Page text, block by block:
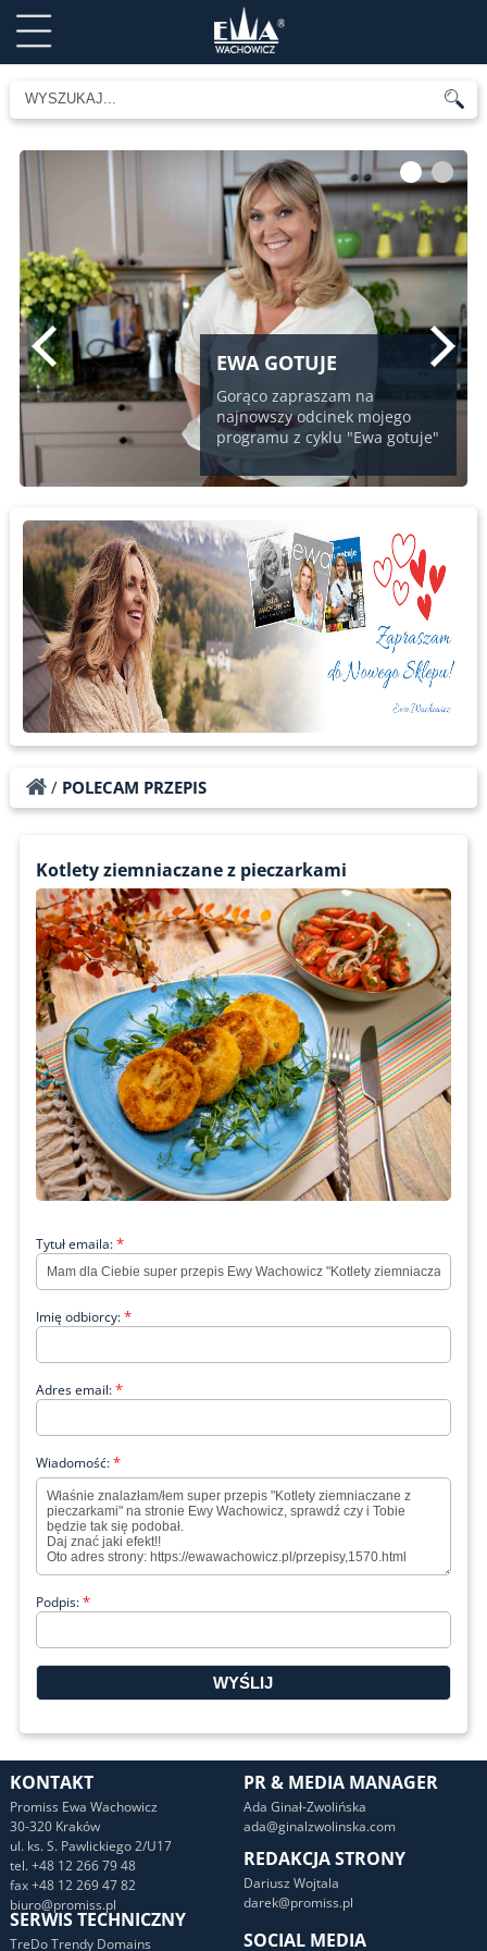
EWA GOTUJE
Gorąco zapraszam na
najnowszy odcinek mojego
programu z cyklu "Ewa gotuje"
1 2
/ POLECAM PRZEPIS
Kotlety ziemniaczane z pieczarkami
Tytuł emaila:*
Imię odbiorcy:*
Adres email:*
Wiadomość:*
Podpis:*
KONTAKT
Promiss Ewa Wachowicz
30-320 Kraków
ul. ks. S. Pawlickiego 2/U17
tel. +48 12 266 79 48
fax +48 12 269 47 82
biuro@promiss.pl
PR & MEDIA MANAGER
Ada Ginał-Zwolińska
ada@ginalzwolinska.com
REDAKCJA STRONY
Dariusz Wojtala
darek@promiss.pl
SOCIAL MEDIA
SERWIS TECHNICZNY
TreDo Trendy Domains